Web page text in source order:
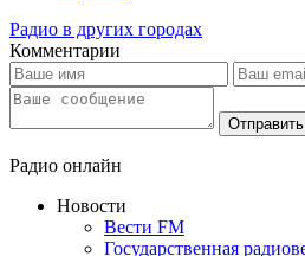
Радио в других городах
Комментарии
Радио онлайн
Новости
Вести FM
Государственная